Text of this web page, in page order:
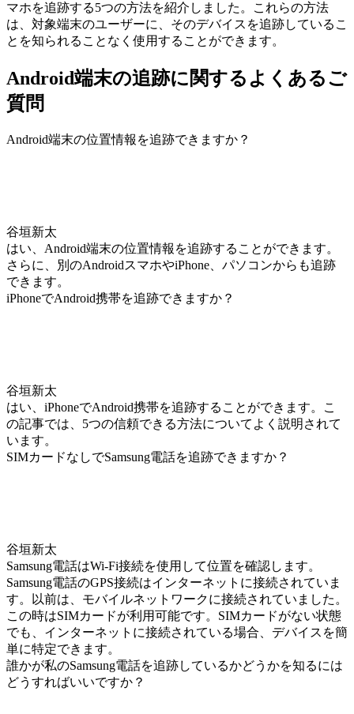
マホを追跡する5つの方法を紹介しました。これらの方法
は、対象端末のユーザーに、そのデバイスを追跡しているこ
とを知られることなく使用することができます。
Android端末の追跡に関するよくあるご
質問
Android端末の位置情報を追跡できますか？
谷垣新太
はい、Android端末の位置情報を追跡することができます。
さらに、別のAndroidスマホやiPhone、パソコンからも追跡
できます。
iPhoneでAndroid携帯を追跡できますか？
谷垣新太
はい、iPhoneでAndroid携帯を追跡することができます。こ
の記事では、5つの信頼できる方法についてよく説明されて
います。
SIMカードなしでSamsung電話を追跡できますか？
谷垣新太
Samsung電話はWi-Fi接続を使用して位置を確認します。
Samsung電話のGPS接続はインターネットに接続されていま
す。以前は、モバイルネットワークに接続されていました。
この時はSIMカードが利用可能です。SIMカードがない状態
でも、インターネットに接続されている場合、デバイスを簡
単に特定できます。
誰かが私のSamsung電話を追跡しているかどうかを知るには
どうすればいいですか？